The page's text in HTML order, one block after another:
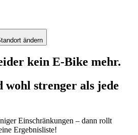
ändern
kein E-Bike mehr.
wohl strenger als jede
Einschränkungen – dann rollt
Ergebnisliste!